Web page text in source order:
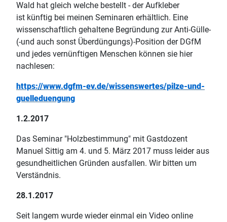
Wald hat gleich welche bestellt - der Aufkleber
ist künftig bei meinen Seminaren erhältlich. Eine
wissenschaftlich gehaltene Begründung zur Anti-Gülle-
(-und auch sonst Überdüngungs)-Position der DGfM
und jedes vernünftigen Menschen können sie hier
nachlesen:
https://www.dgfm-ev.de/wissenswertes/pilze-und-
guelleduengung
1.2.2017
Das Seminar "Holzbestimmung" mit Gastdozent
Manuel Sittig am 4. und 5. März 2017 muss leider aus
gesundheitlichen Gründen ausfallen. Wir bitten um
Verständnis.
28.1.2017
Seit langem wurde wieder einmal ein Video online